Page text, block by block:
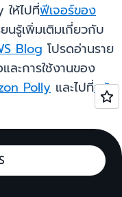
ให้ไปที่ฟีเจอร์ของ
นรู้เพิ่มเติมเกี่ยวกับ
Blog โปรดอ่านราย
ละการใช้งานของ
Polly และไปที่หน้า